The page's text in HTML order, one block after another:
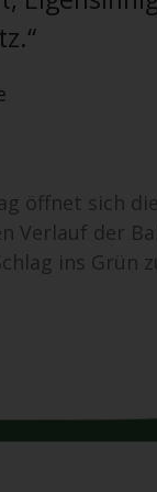
öffnet sich
Verlauf der
ins Grün